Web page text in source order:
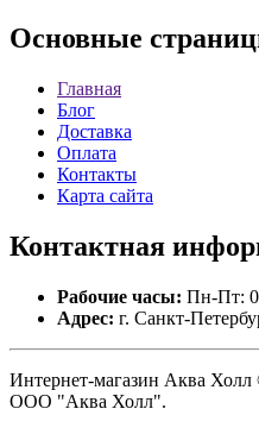
Основные
Главная
Блог
Доставка
Оплата
Контакты
Карта сайта
Контактная
Рабочие часы: Пн-Пт:
Адрес: г. Санкт-
Интернет-магазин Аква Холл
ООО "Аква Холл".